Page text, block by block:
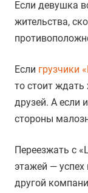
Если девушка
жительства,
Если грузчики
то стоит ждать
друзей. А если
стороны
Переезжать с
этажей — успех
другой